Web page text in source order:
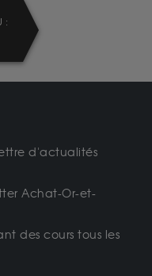
:
d'actualités
Achat-Or-et-
des cours tous les